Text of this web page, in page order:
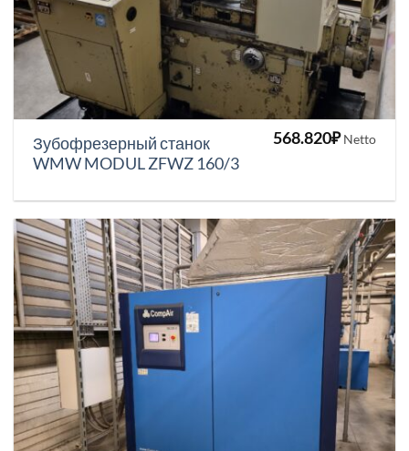
Зубофрезерный станок
WMW MODUL ZFWZ 160/3
568.820₽ Netto